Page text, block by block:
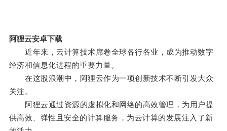
阿狸云安卓下载
近年来，云计算技术席卷全球各行各业，成为推动数字
经济和信息化进程的重要力量。
在这股浪潮中，阿狸云作为一项创新技术不断引发大众
关注。
阿狸云通过资源的虚拟化和网络的高效管理，为用户提
供高效、弹性且安全的计算服务，为云计算的发展注入了新